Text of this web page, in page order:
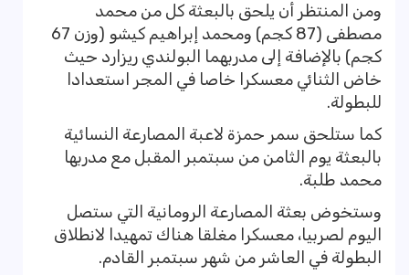
ومن المنتظر أن يلحق بالبعثة كل من محمد
مصطفى (87 كجم) ومحمد إبراهيم كيشو (وزن 67
كجم) بالإضافة إلى مدربهما البولندي ريزارد حيث
خاض الثنائي معسكرا خاصا في المجر استعدادا
للبطولة.
كما ستلحق سمر حمزة لاعبة المصارعة النسائية
بالبعثة يوم الثامن من سبتمبر المقبل مع مدربها
محمد طلبة.
وستخوض بعثة المصارعة الرومانية التي ستصل
اليوم لصربيا، معسكرا مغلقا هناك تمهيدا لانطلاق
البطولة في العاشر من شهر سبتمبر القادم.